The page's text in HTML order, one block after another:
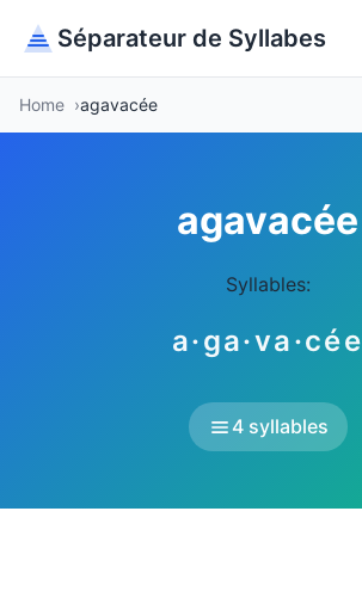
Séparateur de Syllabes
Home agavacée
agavacée
Syllables:
a·ga·va·cée
4 syllables